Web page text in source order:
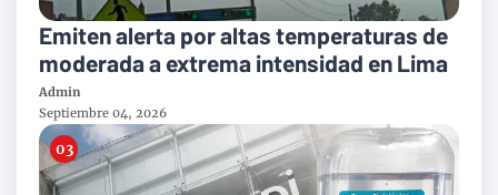
Emiten alerta por altas temperaturas de
moderada a extrema intensidad en Lima
Admin
Septiembre 04, 2026